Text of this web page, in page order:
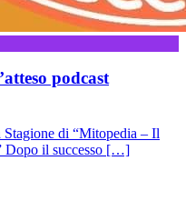
podcast
Stagione di “Mitopedia – Il
Dopo il successo […]